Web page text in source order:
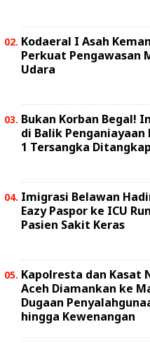
Kodaeral I Asah
Perkuat Pengawasan
Udara
Bukan Korban Begal!
di Balik
1 Tersangka Ditangkap
Imigrasi Belawan
Eazy Paspor ke ICU
Pasien Sakit Keras
Kapolresta dan Kasat
Aceh Diamankan ke
Dugaan
hingga Kewenangan